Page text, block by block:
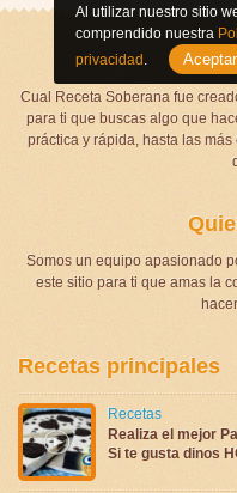
Cual Receta Soberana fue
para ti que buscas algo que
práctica y rápida, hasta las
Somos un equipo apasionado
este sitio para ti que amas la
Recetas principales
Recetas
Realiza el mejor
Si te gusta dinos
Al utilizar nuestro sitio
comprendido nuestra
privacidad . Aceptar